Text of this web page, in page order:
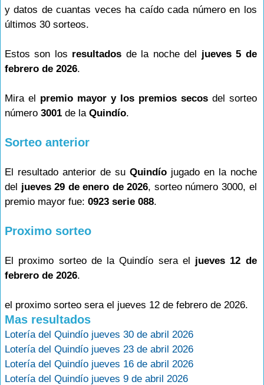
y datos de cuantas veces ha caído cada número en los
últimos 30 sorteos.
Estos son los resultados de la noche del jueves 5 de
febrero de 2026.
Mira el premio mayor y los premios secosdel sorteo
número 3001 de la Quindío.
Sorteo anterior
El resultado anterior de su Quindíojugado en la noche
del jueves 29 de enero de 2026, sorteo número 3000, el
premio mayor fue: 0923 serie 088.
Proximo sorteo
El proximo sorteo de la Quindío sera el jueves 12 de
febrero de 2026.
el proximo sorteo sera el jueves 12 de febrero de 2026.
Mas resultados
Lotería del Quindío jueves 30 de abril 2026
Lotería del Quindío jueves 23 de abril 2026
Lotería del Quindío jueves 16 de abril 2026
Lotería del Quindío jueves 9 de abril 2026